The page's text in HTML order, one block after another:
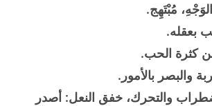
مُبْتَهِج.
بعقله.
كثرة الحب.
والبصر بالأمور.
والتحرك، خفق النعل: أصدر